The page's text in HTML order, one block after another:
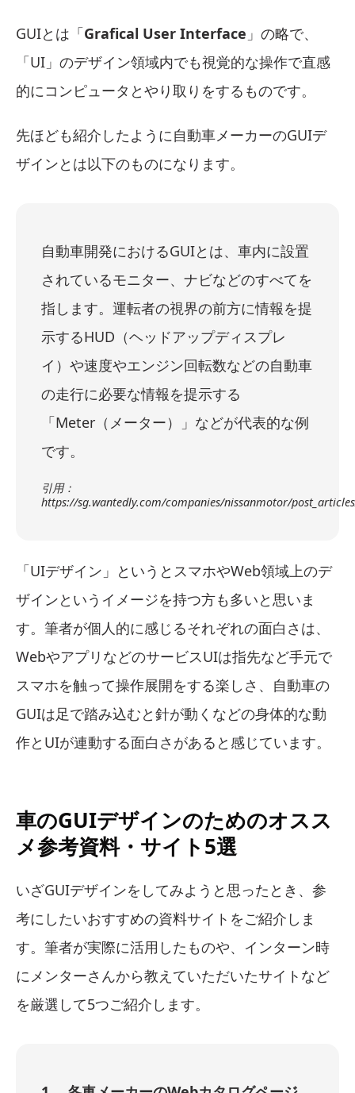
GUIとは「Grafical User Interface 」の略で、
「UI」のデザイン領域内でも視覚的な操作で直感
的にコンピュータとやり取りをするものです。
先ほども紹介したように自動車メーカーのGUIデ
ザインとは以下のものになります。
自動車開発におけるGUIとは、車内に設置
されているモニター、ナビなどのすべてを
指します。運転者の視界の前方に情報を提
示するHUD（ヘッドアップディスプレ
イ）や速度やエンジン回転数などの自動車
の走行に必要な情報を提示する
「Meter（メーター）」などが代表的な例
です。
引用：
https://sg.wantedly.com/companies/nissanmotor/
「UIデザイン」というとスマホやWeb領域上のデ
ザインというイメージを持つ方も多いと思いま
す。筆者が個人的に感じるそれぞれの面白さは、
WebやアプリなどのサービスUIは指先など手元で
スマホを触って操作展開をする楽しさ、自動車の
GUIは足で踏み込むと針が動くなどの身体的な動
作とUIが連動する面白さがあると感じています。
車のGUIデザインのためのオスス
メ参考資料・サイト5選
いざGUIデザインをしてみようと思ったとき、参
考にしたいおすすめの資料サイトをご紹介しま
す。筆者が実際に活用したものや、インターン時
にメンターさんから教えていただいたサイトなど
を厳選して5つご紹介します。